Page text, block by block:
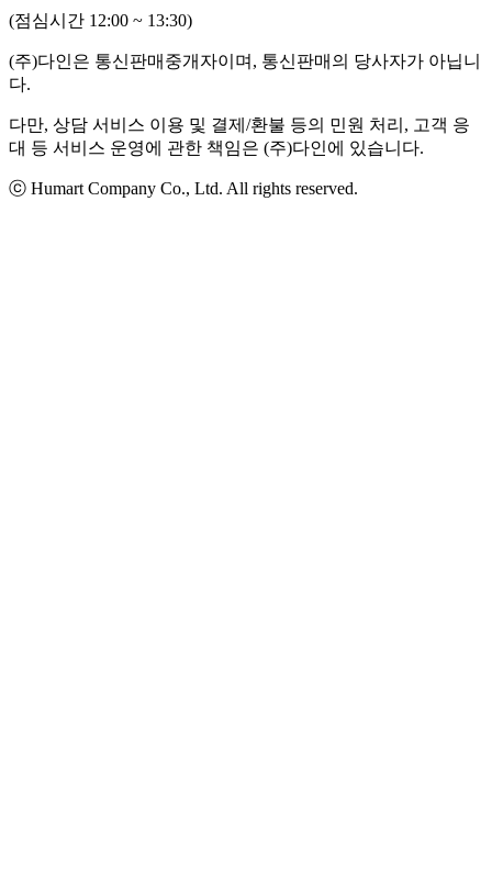
(점심시간 12:00 ~ 13:30)
(주)다인은 통신판매중개자이며, 통신판매의 당사자가 아닙니
다.
다만, 상담 서비스 이용 및 결제/환불 등의 민원 처리, 고객 응
대 등 서비스 운영에 관한 책임은 (주)다인에 있습니다.
ⓒ Humart Company Co., Ltd. All rights reserved.